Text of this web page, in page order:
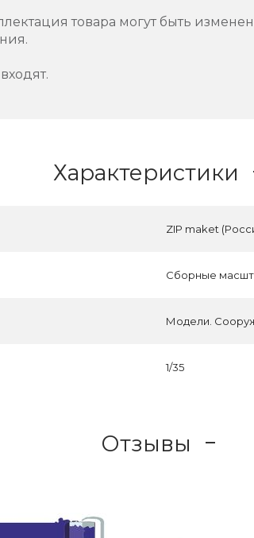
товара могут быть
Характеристики
ZIP maket
Сборные
Модели.
1/35
Отзывы